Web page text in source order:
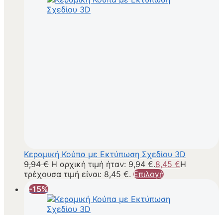
Κεραμική Κούπα με Εκτύπωση Σχεδίου 3D
9,94€ Η αρχική τιμή ήταν: 9,94 €.8,45 €Η
τρέχουσα τιμή είναι: 8,45 €. Επιλογή
-15%